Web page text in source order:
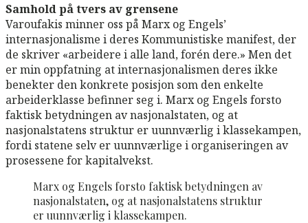
Samhold på tvers av grensene
Varoufakis minner oss på Marx og Engels’
internasjonalisme i deres Kommunistiske manifest, der
de skriver «arbeidere i alle land, forén dere.» Men det
er min oppfatning at internasjonalismen deres ikke
benekter den konkrete posisjon som den enkelte
arbeiderklasse befinner seg i. Marx og Engels forsto
faktisk betydningen av nasjonalstaten, og at
nasjonalstatens struktur er uunnværlig i klassekampen,
fordi statene selv er uunnværlige i organiseringen av
prosessene for kapitalvekst.
Marx og Engels forsto faktisk betydningen av
nasjonalstaten, og at nasjonalstatens struktur
er uunnværlig i klassekampen.